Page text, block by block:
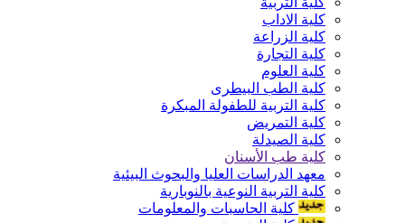
كلية الاداب
كلية الزراعة
كلية التجارة
كلية العلوم
كلية الطب البيطرى
كلية التربية للطفولة المبكرة
كلية التمريض
كلية الصيدلة
كلية طب الأسنان
معهد الدراسات العليا والبحوث البيئية
كلية التربية النوعية بالنوبارية
كلية الحاسبات والمعلومات